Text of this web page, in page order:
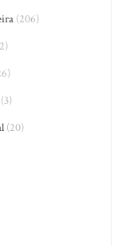
(206)
(3)
(20)